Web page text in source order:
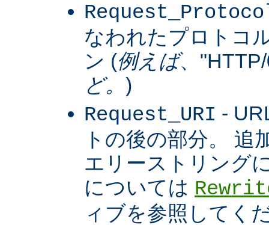
なわれたプロトコ
ン (例えば、
ど。 )
Request_URI -
トの後の部分。 追
エリーストリング
については
ィブを参照してく